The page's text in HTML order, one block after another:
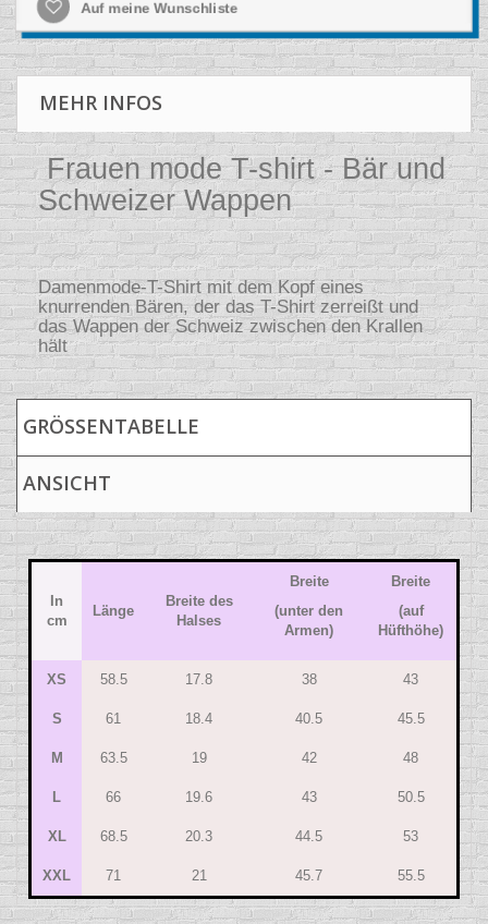
Auf meine Wunschliste
MEHR INFOS
Frauen mode T-shirt - Bär und
Schweizer Wappen
Damenmode-T-Shirt mit dem Kopf eines
knurrenden Bären, der das T-Shirt zerreißt und
das Wappen der Schweiz zwischen den Krallen
hält
GRÖSSENTABELLE
ANSICHT
In
cm
Länge
Breite des
Halses
Breite
(unter den
Armen)
Breite
(auf
Hüfthöhe)
XS 58.5 17.8 38 43
S 61 18.4 40.5 45.5
M 63.5 19 42 48
L 66 19.6 43 50.5
XL 68.5 20.3 44.5 53
XXL 71 21 45.7 55.5